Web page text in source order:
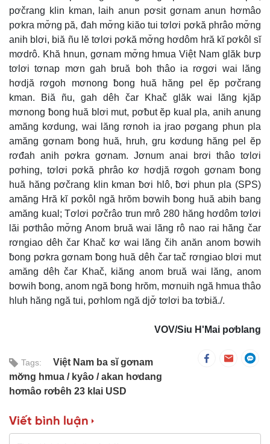
pơčrang klin kman, laih anun pơsit gơnam anun hơmâo
pơkra mơ̆ng pă, đah mơ̆ng kiăo tui tơlơi pơkă phrâo mơ̆ng
anih blơi, biă ñu lĕ tơlơi pơkă mơ̆ng hơdôm hră kĭ pơkôl sĭ
mơdrô. Khă hnun, gơnam mơ̆ng hmua Việt Nam glăk bưp
tơlơi tơnap mơn gah bruă boh thâo ia rơgơi wai lăng
hơdjă rơgoh mơnong ƀong huă hăng pel ĕp pơčrang
kman. Biă ñu, gah dêh čar Khač glăk wai lăng kjăp
mơnong ƀong huă blơi mut, pơƀut ĕp kual pla, anih anung
amăng kơdung, wai lăng rơnoh ia jrao pơgang phun pla
amăng gơnam ƀong huă, hruh, gru kơdung hăng pel ĕp
rơđah anih pơkra gơnam. Jơnum anai brơi thâo tơlơi
pơhing, tơlơi pơkă phrâo kơ hơdjă rơgoh gơnam ƀong
huă hăng pơčrang klin kman ƀơi hlô, ƀơi phun pla (SPS)
amăng Hră kĭ pơkôl ngă hrŏm bơwih ƀong huă abih bang
amăng kual; Tơlơi pơčrâo trun mrô 280 hăng hơdôm tơlơi
lăi pơthâo mơ̆ng Anom bruă wai lăng rô nao rai hăng čar
rơngiao dêh čar Khač kơ wai lăng čih anăn anom bơwih
ƀong pơkra gơnam ƀong huă dêh čar tač rơngiao blơi mut
amăng dêh čar Khač, kiăng anom bruă wai lăng, anom
bơwih ƀong, anom ngă ƀong hrŏm, mơnuih ngă hmua thâo
hluh hăng ngă tui, pơhlom ngă djơ̆ tơlơi ba tơbiă./.
VOV/Siu H'Mai pơblang
Tags:
Việt Nam ba sĭ gơnam
mơ̆ng hmua
kyâo
akan hơdang
hơmâo rơbêh 23 klai USD
Viết bình luận